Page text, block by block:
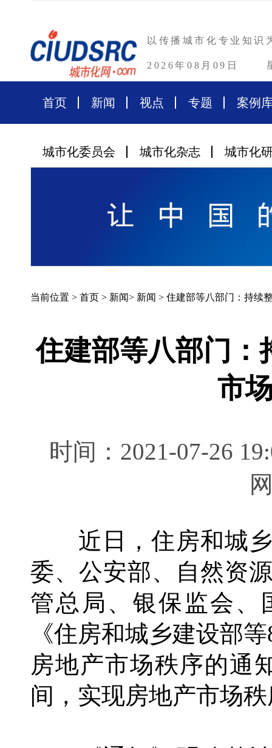
以传播城市化专业知识
2026年08月09日
首页 新闻 视点 专题 案例
城市化委员会 城市化杂志 城市化
当前位置 > 首页 > 新闻> 新闻 > 住建部等八部门：持续
住建部等八部门：
市
时间：2021-07-26
近日，住房和城乡
委、公安部、自然资
管总局、银保监会、
《住房和城乡建设部
房地产市场秩序的通
间，实现房地产市场